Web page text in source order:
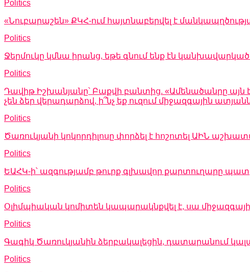
Politics
«Նուբարաշեն» ՔԿՀ-ում հայտնաբերվել է
Politics
Ջերմուկը կմնա իրանց, եթե գնում ենք էն
Politics
Դավիթ Իշխանյանը՝ Բաքվի բանտից. «Ամենածանրը այն է,
չեն ձեր վերադարձով, ի՞նչ եք ուզում միջազգային
Politics
Ծառուկյանի կոկորդիլոսը փորձել է հոշոտել ԱԻՆ
Politics
ԵԱՀԿ-ի՝ ազգությամբ թուրք գլխավոր քարտուղարը
Politics
Օլիմպիական կոմիտեն կապարակնքվել է, սա
Politics
Գագիկ Ծառուկյանին ձերբակալեցին, դատարանում
Politics